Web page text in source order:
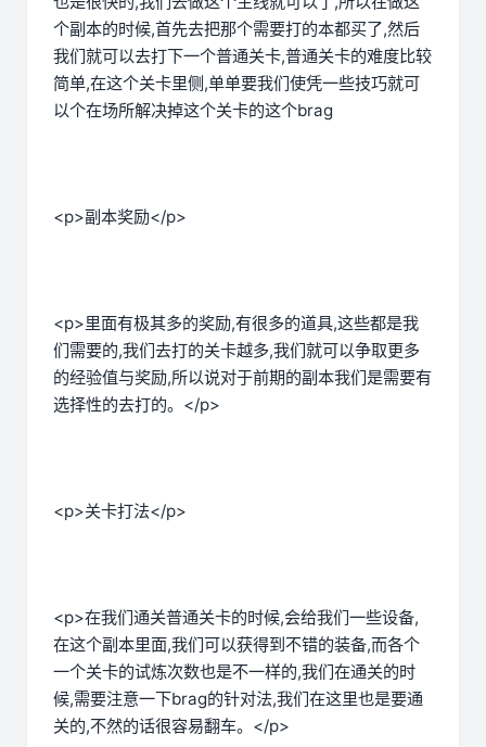
个副本的时候,首先去把那个需要打的本都买了,然后
我们就可以去打下一个普通关卡,普通关卡的难度比较
简单,在这个关卡里侧,单单要我们使凭一些技巧就可
以个在场所解决掉这个关卡的这个brag
<p>副本奖励</p>
<p>里面有极其多的奖励,有很多的道具,这些都是我
们需要的,我们去打的关卡越多,我们就可以争取更多
的经验值与奖励,所以说对于前期的副本我们是需要有
选择性的去打的。</p>
<p>关卡打法</p>
<p>在我们通关普通关卡的时候,会给我们一些设备,
在这个副本里面,我们可以获得到不错的装备,而各个
一个关卡的试炼次数也是不一样的,我们在通关的时
候,需要注意一下brag的针对法,我们在这里也是要通
关的,不然的话很容易翻车。</p>